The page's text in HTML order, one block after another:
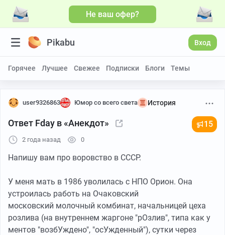
Не ваш офер?
Pikabu Вход
Горячее Лучшее Свежее Подписки Блоги Темы
user9326863 Юмор со всего света История
Ответ Fday в «Анекдот» 15
2 года назад 0
Напишу вам про воровство в СССР.
У меня мать в 1986 уволилась с НПО Орион. Она
устроилась работь на Очаковский
московский молочный комбинат, начальницей цеха
розлива (на внутреннем жаргоне "рОзлив", типа как у
ментов "возбУждено", "осУжденный"), сутки через